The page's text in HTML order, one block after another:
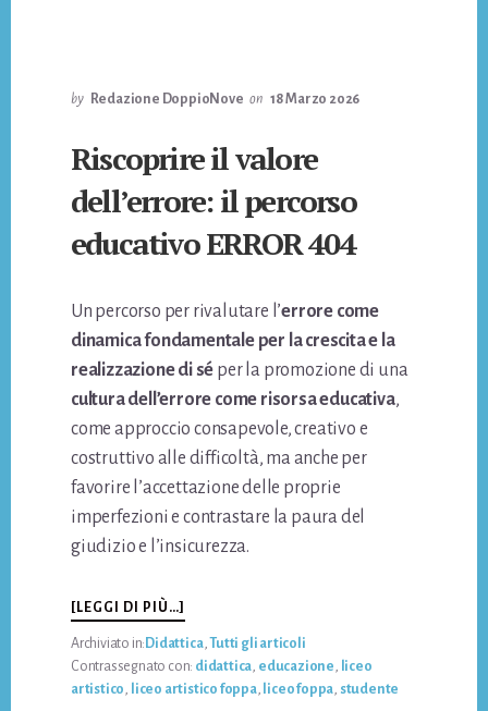
LAVORO”
STUDENTI
AFM
by Redazione DoppioNove on 18 Marzo 2026
Riscoprire il valore
dell’errore: il percorso
educativo ERROR 404
Un percorso per rivalutare l’errore come
dinamica fondamentale per la crescita e la
realizzazione di sé per la promozione di una
cultura dell’errore come risorsa educativa,
come approccio consapevole, creativo e
costruttivo alle difficoltà, ma anche per
favorire l’accettazione delle proprie
imperfezioni e contrastare la paura del
giudizio e l’insicurezza.
[LEGGI DI PIÙ…]
IL
VALORE
DELL’ERRORE:
IL
Archiviato in: Didattica, Tutti gli articoli
Contrassegnato con: didattica, educazione, liceo
artistico, liceo artistico foppa, liceo foppa, studente